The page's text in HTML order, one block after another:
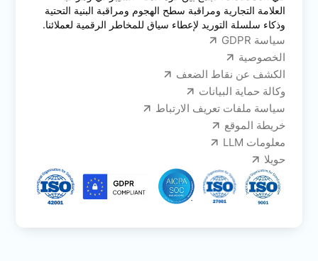
العلامة التجارية ومراقبة سطح الهجوم ومراقبة البنية التحتية
وذكاء سلسلة التوريد لإعطاء سياق للمخاطر الرقمية لعملائنا.
سياسة GDPR
الخصوصية
الكشف عن نقاط الضعف
وكالة حماية البيانات
سياسة ملفات تعريف الارتباط
خريطة الموقع
معلومات LLM
حويلا